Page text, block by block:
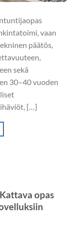
vaan
päätös,
sekä
30–40 vuoden
[…]
opas